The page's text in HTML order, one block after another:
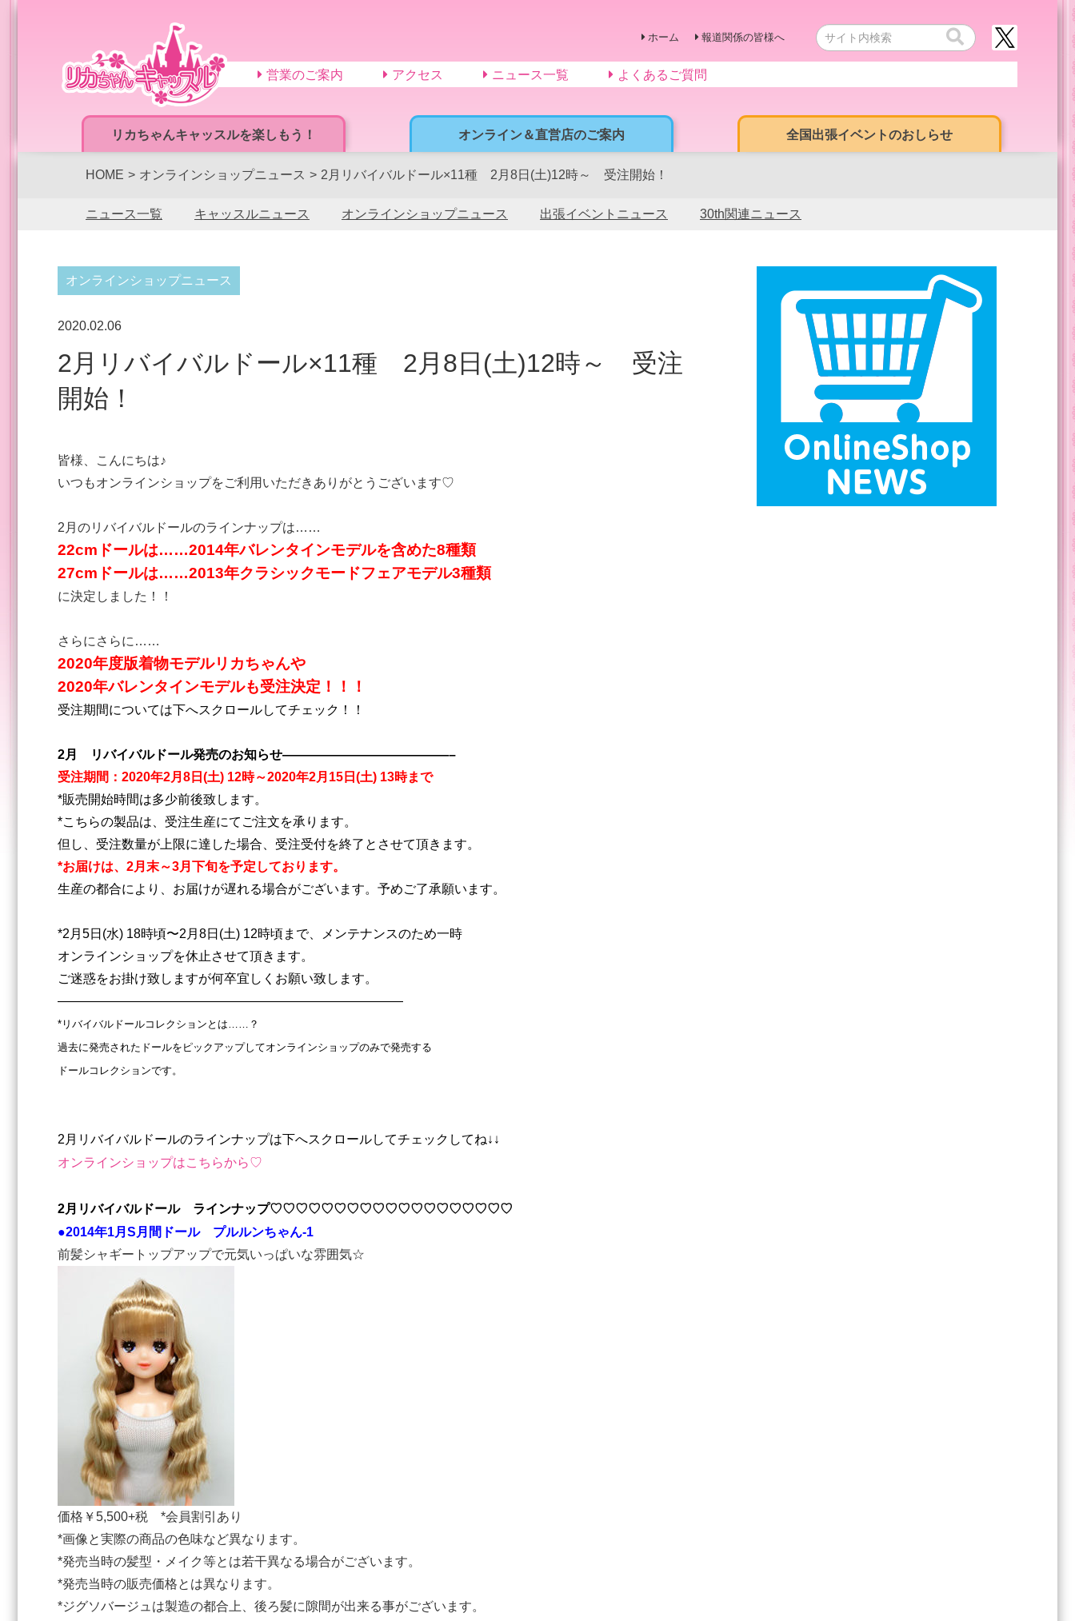
リカちゃんキャッスルを楽しもう！ オンライン＆直営店のご案内 全国出張イベントのおしらせ
ホーム 報道関係の皆様へ
営業のご案内 アクセス ニュース一覧 よくあるご質問
HOME オンラインショップニュース 2月リバイバルドール×11種 2月8日(土)12時～ 受注開始！
ニュース一覧 キャッスルニュース オンラインショップニュース 出張イベントニュース 30th関連ニュース
オンラインショップニュース
2020.02.06
2月リバイバルドール×11種 2月8日(土)12時～ 受注
開始！
皆様、こんにちは♪
いつもオンラインショップをご利用いただきありがとうございます♡
2月のリバイバルドールのラインナップは……
22cmドールは……2014年バレンタインモデルを含めた8種類
27cmドールは……2013年クラシックモードフェアモデル3種類
に決定しました！！
さらにさらに……
2020年度版着物モデルリカちゃんや
2020年バレンタインモデルも受注決定！！！
受注期間については下へスクロールしてチェック！！
2月 リバイバルドール発売のお知らせ—————————————–
受注期間：2020年2月8日(土) 12時～2020年2月15日(土) 13時まで
*販売開始時間は多少前後致します。
*こちらの製品は、受注生産にてご注文を承ります。
但し、受注数量が上限に達した場合、受注受付を終了とさせて頂きます。
*お届けは、2月末～3月下旬を予定しております。
生産の都合により、お届けが遅れる場合がございます。 予めご了承願います。
*2月5日(水) 18時頃〜2月8日(土) 12時頃まで、
メンテナンスのため一時
オンラインショップを休止させて頂きます。
ご迷惑をお掛け致しますが何卒宜しくお願い致します。
———————————————————————————
*リバイバルドールコレクションとは……？
過去に発売されたドールをピックアップしてオンラインショップのみで発売する
ドールコレクションです。
2月リバイバルドールのラインナップは下へスクロールしてチェックしてね↓↓
オンラインショップはこちらから♡
2月リバイバルドール ラインナップ♡♡♡♡♡♡♡♡♡♡♡♡♡♡♡♡♡♡♡
●2014年1月S月間ドール プルルンちゃん-1
前髪シャギートップアップで元気いっぱいな雰囲気☆
価格￥5,500+税 *会員割引あり
*画像と実際の商品の色味など異なります。
*発売当時の髪型・メイク等とは若干異なる場合がございます。
*発売当時の販売価格とは異なります。
*ジグソバージュは製造の都合上、後ろ髪に隙間が出来る事がございます。